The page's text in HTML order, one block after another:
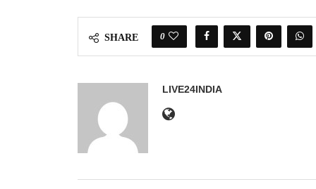
SHARE 0
LIVE24INDIA